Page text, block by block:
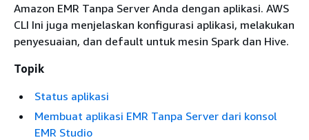
Amazon EMR Tanpa Server Anda dengan aplikasi. AWS
CLI Ini juga menjelaskan konfigurasi aplikasi, melakukan
penyesuaian, dan default untuk mesin Spark dan Hive.
Topik
Status aplikasi
Membuat aplikasi EMR Tanpa Server dari konsol
EMR Studio